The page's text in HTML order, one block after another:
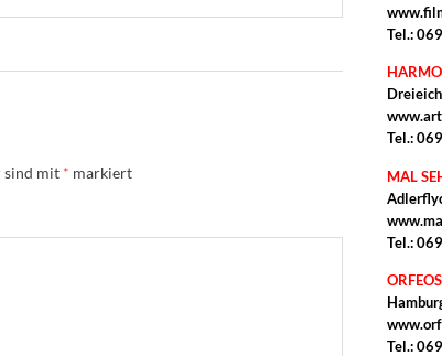
sind mit * markiert
Tel.:
Tel.:
MAL
Tel.:
Tel.: